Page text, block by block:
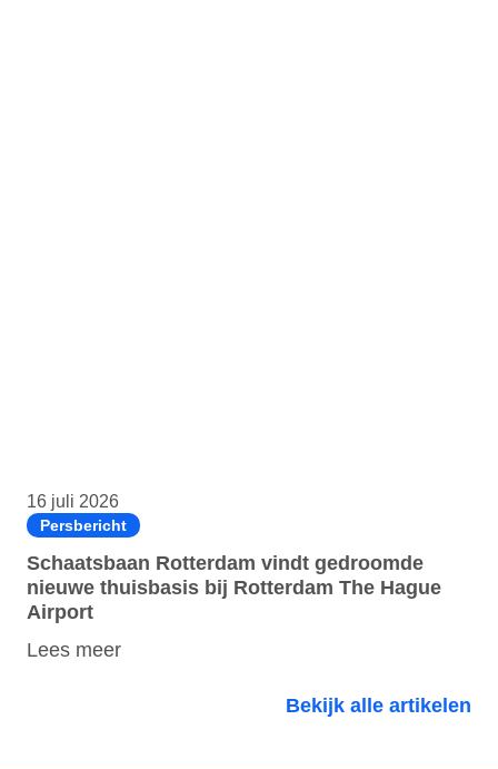
16 juli 2026
Persbericht
Schaatsbaan Rotterdam vindt gedroomde
nieuwe thuisbasis bij Rotterdam The Hague
Airport
Lees meer
Bekijk alle artikelen